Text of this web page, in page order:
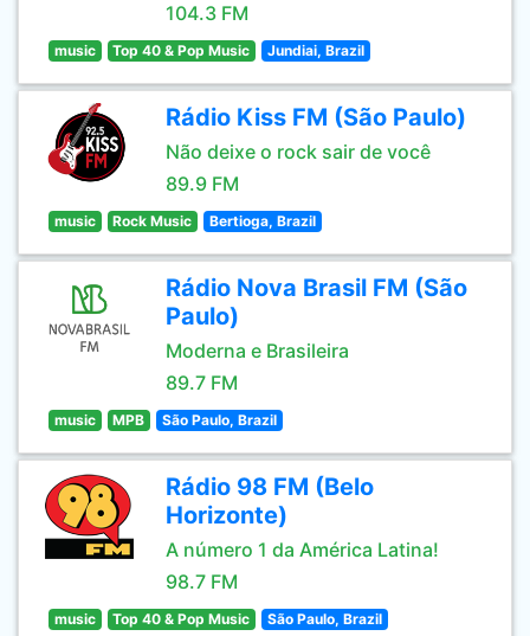
104.3 FM
music Top 40 & Pop Music Jundiai, Brazil
Rádio Kiss FM (São Paulo)
Não deixe o rock sair de você
89.9 FM
music Rock Music Bertioga, Brazil
Rádio Nova Brasil FM (São
Paulo)
Moderna e Brasileira
89.7 FM
music MPB São Paulo, Brazil
Rádio 98 FM (Belo
Horizonte)
A número 1 da América Latina!
98.7 FM
music Top 40 & Pop Music São Paulo, Brazil